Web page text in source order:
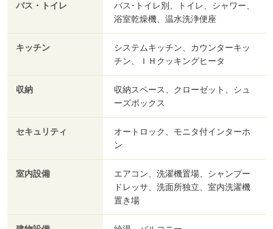
バス・トイレ
バス･トイレ別、トイレ、シャワー、
浴室乾燥機、温水洗浄便座
キッチン
システムキッチン、カウンターキッ
チン、ＩＨクッキングヒータ
収納
収納スペース、クローゼット、シュ
ーズボックス
セキュリティ
オートロック、モニタ付インターホ
ン
室内設備
エアコン、洗濯機置場、シャンプー
ドレッサ、洗面所独立、室内洗濯機
置き場